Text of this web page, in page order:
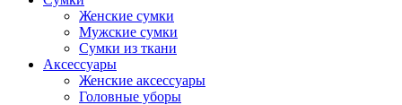
Женские сумки
Мужские сумки
Сумки из ткани
Аксессуары
Женские аксессуары
Головные уборы